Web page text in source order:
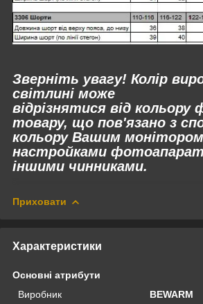
Зверніть увагу! Колір
світлині може
відрізнятися від кольору
товару, що пов'язано з
кольору Вашим
настройками
іншими чинниками.
Приховати
Характеристики
Основні атрибути
Виробник
BEWARM